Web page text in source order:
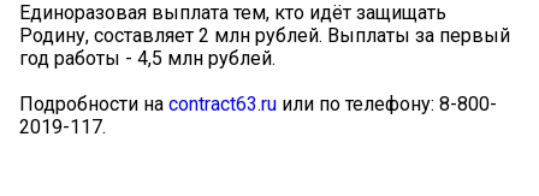
Единоразовая выплата тем, кто идёт защищать
Родину, составляет 2 млн рублей. Выплаты за первый
год работы - 4,5 млн рублей.
Подробности на contract63.ru или по телефону: 8-800-
2019-117.